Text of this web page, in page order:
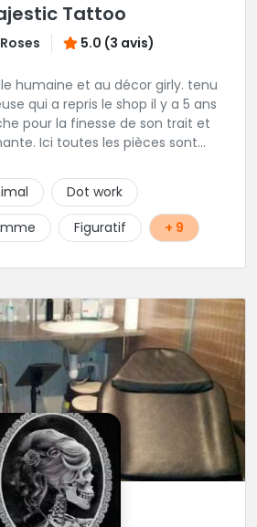
Tattoo
5.0 (3 avis)
et au décor girly. tenu
qui a repris le shop il y a 5 ans
pour la finesse de son trait et
sont
décontractée.
Dot work
Figuratif + 9